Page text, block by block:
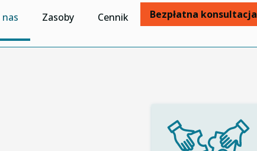
nas Zasoby Cennik Bezpłatna konsultacja